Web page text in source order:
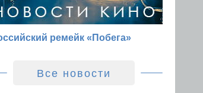
ремейк «Побега»
Все новости